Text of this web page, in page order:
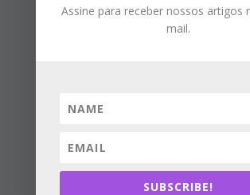
Lisboa e Porto, sem
vender em plataformas
Um forte abraço
Assine para receber nossos artigos
mail.
SUBSCRIBE!